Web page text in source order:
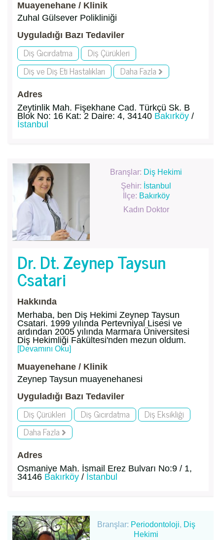
Muayenehane / Klinik
Zuhal Gülsever Polikliniği
Uyguladığı Bazı Tedaviler
Diş Gıcırdatma
Diş Çürükleri
Diş ve Diş Eti Hastalıkları
Daha Fazla
Adres
Zeytinlik Mah. Fişekhane Cad. Türkçü Sk. B
Blok No: 16 Kat: 2 Daire: 4, 34140 Bakırköy /
İstanbul
Branşlar: Diş Hekimi
Şehir: İstanbul
İlçe: Bakırköy
Kadın Doktor
Dr. Dt. Zeynep Taysun
Csatari
Hakkında
Merhaba, ben Diş Hekimi Zeynep Taysun
Csatari. 1999 yılında Pertevniyal Lisesi ve
ardından 2005 yılında Marmara Üniversitesi
Diş Hekimliği Fakültesi'nden mezun oldum.
[Devamını Oku]
Muayenehane / Klinik
Zeynep Taysun muayenehanesi
Uyguladığı Bazı Tedaviler
Diş Çürükleri Diş Gıcırdatma
Diş Eksikliği
Daha Fazla
Adres
Osmaniye Mah. İsmail Erez Bulvarı No:9 / 1,
34146 Bakırköy / İstanbul
Branşlar: Periodontoloji, Diş
Hekimi